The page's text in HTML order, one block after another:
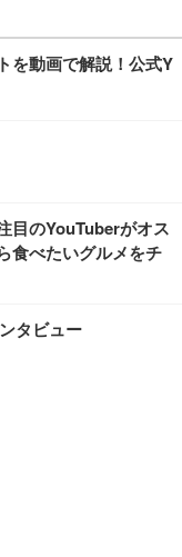
を動画で解説！公式Y
目のYouTuberがオス
食べたいグルメをチ
タビュー